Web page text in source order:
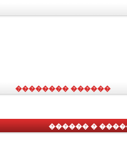
�������� ������
������ �